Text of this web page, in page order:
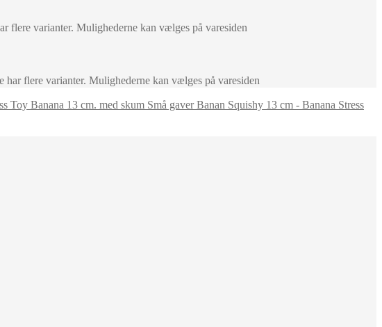
flere varianter. Mulighederne kan vælges på varesiden
har flere varianter. Mulighederne kan vælges på varesiden
Banan Squishy 13 cm - Banana Stress